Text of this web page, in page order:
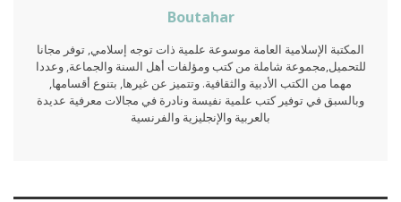
Boutahar
المكتبة الإسلامية العامة موسوعة علمية ذات توجه إسلامي, توفر مجانا
للتحميل,مجموعة شاملة من كتب ومؤلفات أهل السنة والجماعة, وعددا
مهما من الكتب الأدبية والثقافية. وتتميز عن غيرها, بتنوع أقسامها,
وبالسبق في توفير كتب علمية نفيسة ونادرة في مجالات معرفية عديدة
بالعربية والإنجليزية والفرنسية